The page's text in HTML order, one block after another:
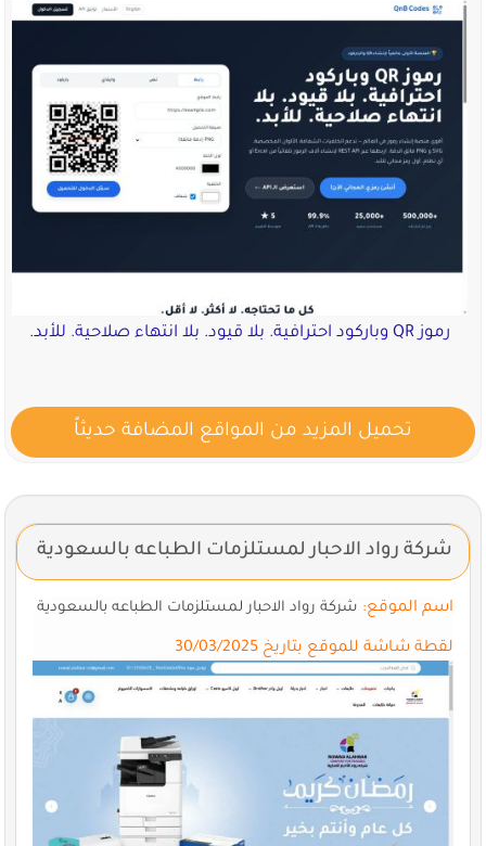
رموز QR وباركود احترافية. بلا قيود. بلا انتهاء صلاحية. للأبد.
تحميل المزيد من المواقع المضافة حديثاً
شركة رواد الاحبار لمستلزمات الطباعه بالسعودية
اسم الموقع:شركة رواد الاحبار لمستلزمات الطباعه بالسعودية
لقطة شاشة للموقع بتاريخ 30/03/2025